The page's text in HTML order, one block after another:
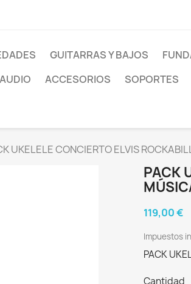
GUITARRAS Y BAJOS
AUDIO ACCESORIOS SOPORTES
UKELELE CONCIERTO ELVIS
PACK
119,00 €
Impuestos
PACK
Cantidad